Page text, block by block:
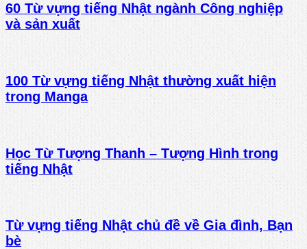
60 Từ vựng tiếng Nhật ngành Công nghiệp
và sản xuất
100 Từ vựng tiếng Nhật thường xuất hiện
trong Manga
Học Từ Tượng Thanh – Tượng Hình trong
tiếng Nhật
Từ vựng tiếng Nhật chủ đề về Gia đình, Bạn
bè